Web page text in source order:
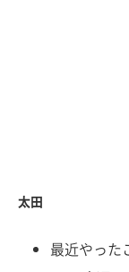
太田
最近やった